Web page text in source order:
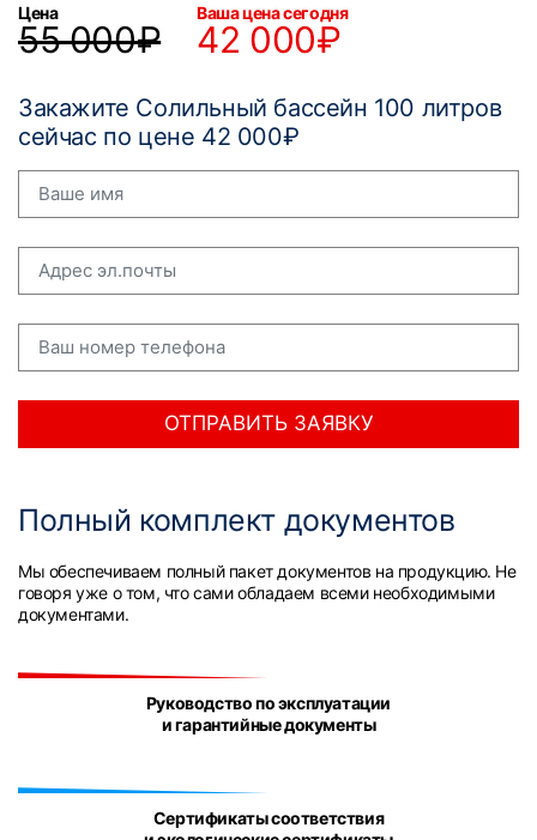
Цена
55 000₽
Ваша цена сегодня
42 000₽
Закажите Солильный бассейн 100 литров
сейчас по цене 42 000₽
ОТПРАВИТЬ ЗАЯВКУ
Полный комплект документов
Мы обеспечиваем полный пакет документов на продукцию. Не
говоря уже о том, что сами обладаем всеми необходимыми
документами.
Руководство по эксплуатации
и гарантийные документы
Сертификаты соответствия